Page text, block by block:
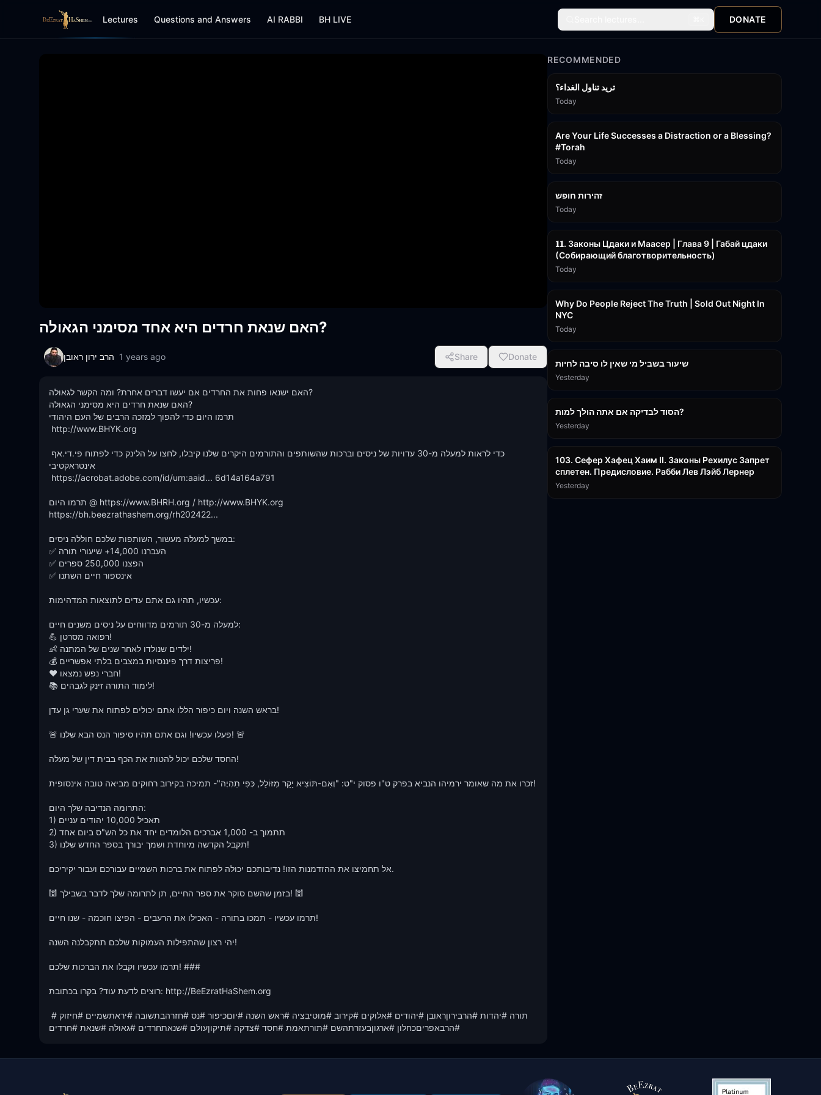
Lectures Questions and Answers AI RABBI BH LIVE DONATE
האם שנאת חרדים היא אחד מסימני הגאולה?
הרב ירון ראובן 1 years ago Share Donate
האם ישנאו פחות את החרדים אם יעשו דברים אחרת? ומה הקשר לגאולה?
האם שנאת חרדים היא מסימני הגאולה?
תרמו היום כדי להפוך למזכה הרבים של העם היהודי
אינטראקטיבי
תרמו היום @ https://www.BHRH.org / http://www.BHYK.org
https://bh.beezrathashem.org/rh202422...
במשך למעלה מעשור, השותפות שלכם חוללה ניסים:
✅ העברנו 14,000+ שיעורי תורה
✅ הפצנו 250,000 ספרים
✅ אינספור חיים השתנו
עכשיו, תהיו גם אתם עדים לתוצאות המדהימות:
למעלה מ-30 תורמים מדווחים על ניסים משנים חיים:
💪 רפואה מסרטן!
👶 ילדים שנולדו לאחר שנים של המתנה!
💰 פריצות דרך פיננסיות במצבים בלתי אפשריים!
❤️ חברי נפש נמצאו!
📚 לימוד התורה זינק לגבהים!
בראש השנה ויום כיפור הללו אתם יכולים לפתוח את שערי גן עדן!
🚨 פעלו עכשיו! וגם אתם תהיו סיפור הנס הבא שלנו! 🚨
החסד שלכם יכול להטות את הכף בבית דין של מעלה!
זכרו את מה שאומר ירמיהו הנביא בפרק ט"ו פסוק י"ט: "וְאִם-תּוֹצִיא יָקָר מִזּוֹלֵל, כְּפִי תִהְיֶה"- תמיכה בקירוב רחוקים מביאה טובה אינסופית!
התרומה הנדיבה שלך היום:
1) תאכיל 10,000 יהודים עניים
2) תתמוך ב- 1,000 אברכים הלומדים יחד את כל הש"ס ביום אחד
3) תקבל הקדשה מיוחדת ושמך יבורך בספר החדש שלנו!
אל תחמיצו את ההזדמנות הזו! נדיבותכם יכולה לפתוח את ברכות השמיים עבורכם ועבור יקיריכם.
🕍 בזמן שהשם סוקר את ספר החיים, תן לתרומה שלך לדבר בשבילך! 🕍
תרמו עכשיו - תמכו בתורה - האכילו את הרעבים - הפיצו חוכמה - שנו חיים!
יהי רצון שהתפילות העמוקות שלכם תתקבלנה השנה!
תרמו עכשיו וקבלו את הברכות שלכם! ###
רוצים לדעת עוד? בקרו בכתובת: http://BeEzratHaShem.org
#הרבאפריםכחלון #ארגוןבעזרתהשם #תורתאמת #חסד #צדקה #תיקוןעולם #שנאתחרדים #גאולה #שנאת #חרדים
RECOMMENDED
تريد تناول الغداء؟
Today
Are Your Life Successes a Distraction or a Blessing?
#Torah
Today
זהירות חופש
Today
𝟏𝟏. Законы Цдаки и Маасер | Глава 9 | Габай цдаки
(Собирающий благотворительность)
Today
Why Do People Reject The Truth | Sold Out Night In
NYC
Today
שיעור בשביל מי שאין לו סיבה לחיות
Yesterday
הסוד לבדיקה אם אתה הולך למות?
Yesterday
103. Сефер Хафец Хаим II. Законы Рехилус Запрет
сплетен. Предисловие. Рабби Лев Лэйб Лернер
Yesterday